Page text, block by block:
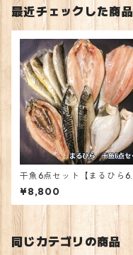
最近チェックした商品
干魚6点セット【まるひら6
セット】
¥8,800
同じカテゴリの商品